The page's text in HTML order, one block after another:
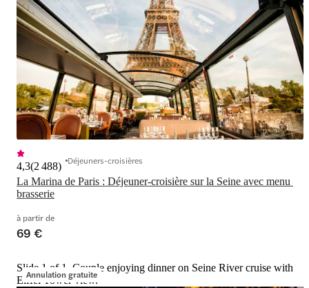
La Marina de Paris : Déjeuner-croisière sur la Seine avec menu
brasserie
4,3(2 488) Déjeuners-croisières
à partir de
69 €
Annulation gratuite
Slide 1 of 1, Couple enjoying dinner on Seine River cruise with
Eiffel Tower view.